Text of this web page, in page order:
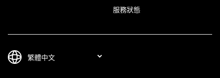
服務狀態